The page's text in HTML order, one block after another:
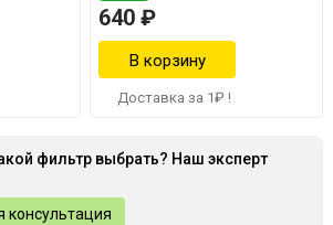
640 ₽
Доставка за 1₽ !
фильтр выбрать? Наш эксперт
консультация